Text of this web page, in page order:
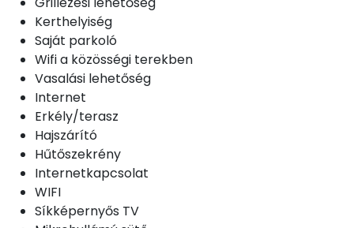
Kerthelyiség
Saját parkoló
Wifi a közösségi terekben
Vasalási lehetőség
Internet
Erkély/terasz
Hajszárító
Hűtőszekrény
Internetkapcsolat
WIFI
Síkképernyős TV